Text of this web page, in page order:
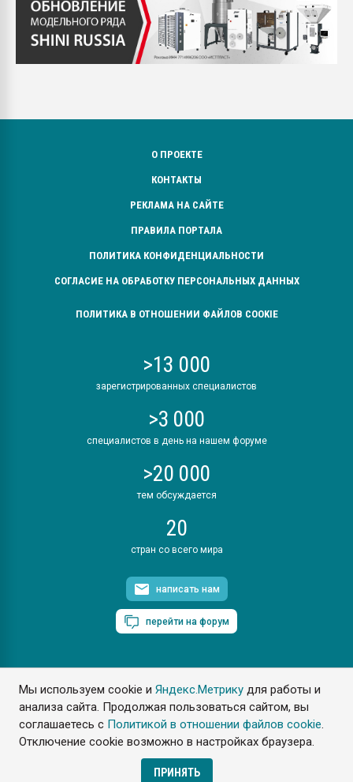
Мы используем cookie иЯндекс.Метрику для работы и
анализа сайта. Продолжая пользоваться сайтом, вы
соглашаетесь с Политикой в отношении файлов cookie.
Отключение cookie возможно в настройках браузера.
ПРИНЯТЬ
О ПРОЕКТЕ
КОНТАКТЫ
РЕКЛАМА НА САЙТЕ
ПРАВИЛА ПОРТАЛА
ПОЛИТИКА КОНФИДЕНЦИАЛЬНОСТИ
СОГЛАСИЕ НА ОБРАБОТКУ ПЕРСОНАЛЬНЫХ ДАННЫХ
ПОЛИТИКА В ОТНОШЕНИИ ФАЙЛОВ COOKIE
>13 000
зарегистрированных специалистов
>3 000
специалистов в день на нашем форуме
>20 000
тем обсуждается
20
стран со всего мира
написать нам
перейти на форум
ПластЭксперт © 2006. Все права защищены
Разрешается копирование материалов сайта с обязательной
ссылкой на www.e-plastic.ru
Разработка сайта